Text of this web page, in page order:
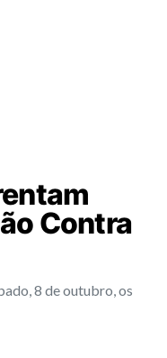
Contra
8 de outubro, os